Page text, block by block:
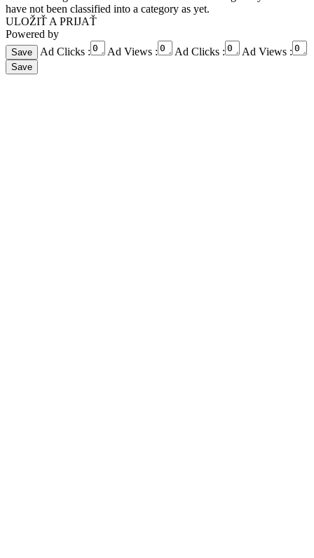
have not been classified into a category as yet.
ULOŽIŤ A PRIJAŤ
Powered by
Ad Clicks :
Ad Views : Ad Clicks : Ad Views :